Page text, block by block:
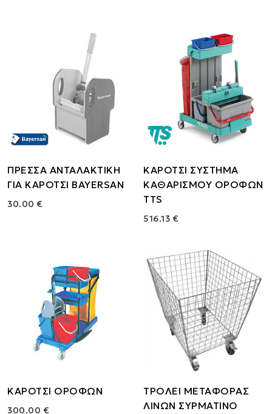
ΠΡΕΣΣΑ ΑΝΤΑΛΑΚΤΙΚΗ
ΓΙΑ ΚΑΡΟΤΣΙ BAYERSAN
30.00 €
ΚΑΡΟΤΣΙ ΣΥΣΤΗΜΑ
ΚΑΘΑΡΙΣΜΟΥ ΟΡΟΦΩΝ
TTS
516.13 €
ΚΑΡΟΤΣΙ ΟΡΟΦΩΝ
300.00 €
ΤΡΟΛΕΙ ΜΕΤΑΦΟΡΑΣ
ΛΙΝΩΝ ΣΥΡΜΑΤΙΝΟ